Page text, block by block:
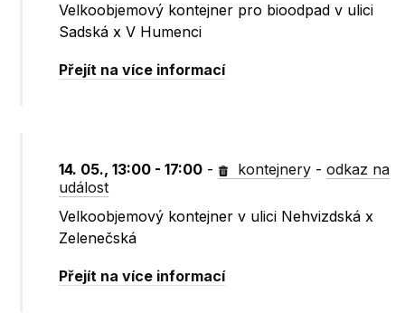
Velkoobjemový kontejner pro bioodpad v ulici
Sadská x V Humenci
Přejít na více informací
14. 05., 13:00 - 17:00 - kontejnery -odkaz na
událost
Velkoobjemový kontejner v ulici Nehvizdská x
Zelenečská
Přejít na více informací